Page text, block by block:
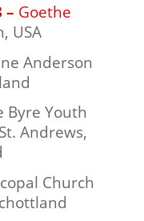
– Goethe
USA
Anderson
Byre Youth
Andrews,
Church